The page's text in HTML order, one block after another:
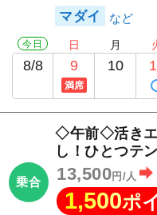
マダイ
今日
8/8
日
9
満席
月
10
乗合
◇午前◇活きエ
し！ひとつテ
13,500 円/人
1,500ポ